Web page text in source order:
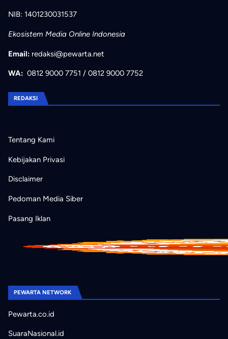
NIB: 1401230031537
Ekosistem Media Online Indonesia
Email: redaksi@pewarta.net
WA: 0812 9000 7751 / 0812 9000 7752
REDAKSI
Tentang Kami
Kebijakan Privasi
Disclaimer
Pedoman Media Siber
Pasang Iklan
PEWARTA NETWORK
Pewarta.co.id
SuaraNasional.id